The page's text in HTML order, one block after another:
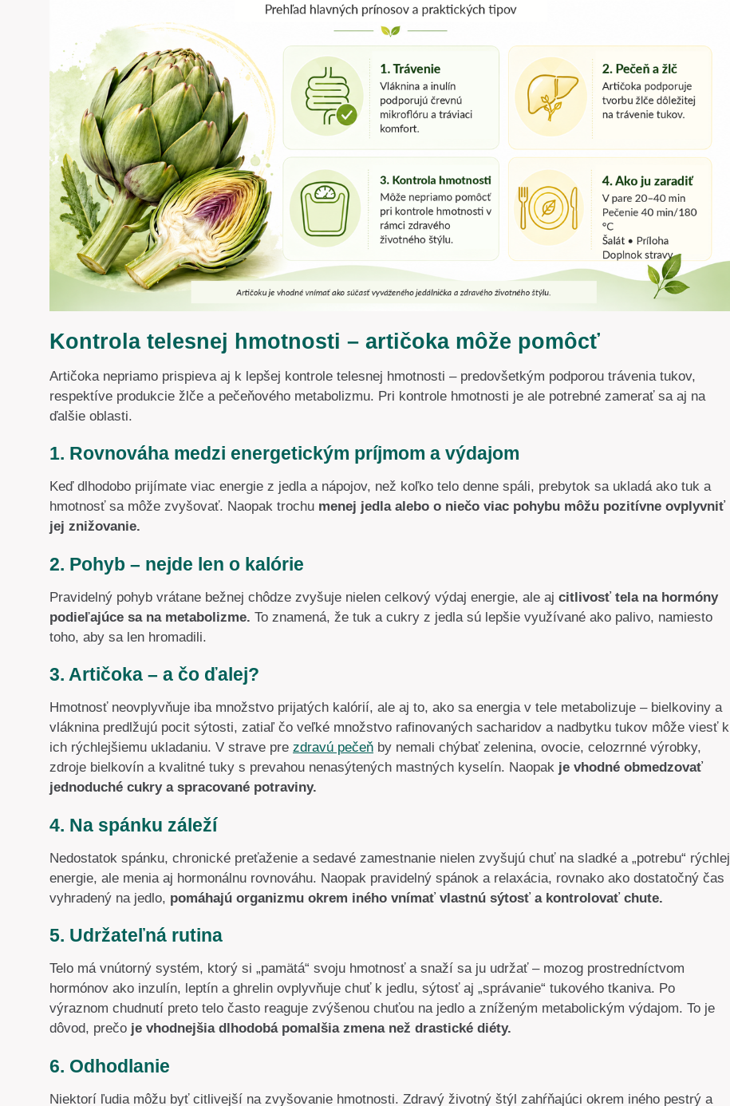
Kontrola telesnej hmotnosti – artičoka môže pomôcť
Artičoka nepriamo prispieva aj k lepšej kontrole telesnej hmotnosti – predovšetkým podporou trávenia tukov,
respektíve produkcie žlče a pečeňového metabolizmu. Pri kontrole hmotnosti je ale potrebné zamerať sa aj na
ďalšie oblasti.
1. Rovnováha medzi energetickým príjmom a výdajom
Keď dlhodobo prijímate viac energie z jedla a nápojov, než koľko telo denne spáli, prebytok sa ukladá ako tuk a
hmotnosť sa môže zvyšovať. Naopak trochu menej jedla alebo o niečo viac pohybu môžu pozitívne ovplyvniť
jej znižovanie.
2. Pohyb – nejde len o kalórie
Pravidelný pohyb vrátane bežnej chôdze zvyšuje nielen celkový výdaj energie, ale aj citlivosť tela na hormóny
podieľajúce sa na metabolizme. To znamená, že tuk a cukry z jedla sú lepšie využívané ako palivo, namiesto
toho, aby sa len hromadili.
3. Artičoka – a čo ďalej?
Hmotnosť neovplyvňuje iba množstvo prijatých kalórií, ale aj to, ako sa energia v tele metabolizuje – bielkoviny a
vláknina predlžujú pocit sýtosti, zatiaľ čo veľké množstvo rafinovaných sacharidov a nadbytku tukov môže viesť k
ich rýchlejšiemu ukladaniu. V strave pre zdravú pečeň by nemali chýbať zelenina, ovocie, celozrnné výrobky,
zdroje bielkovín a kvalitné tuky s prevahou nenasýtených mastných kyselín. Naopak je vhodné obmedzovať
jednoduché cukry a spracované potraviny.
4. Na spánku záleží
Nedostatok spánku, chronické preťaženie a sedavé zamestnanie nielen zvyšujú chuť na sladké a „potrebu“ rýchlej
energie, ale menia aj hormonálnu rovnováhu. Naopak pravidelný spánok a relaxácia, rovnako ako dostatočný čas
vyhradený na jedlo, pomáhajú organizmu okrem iného vnímať vlastnú sýtosť a kontrolovať chute.
5. Udržateľná rutina
Telo má vnútorný systém, ktorý si „pamätá“ svoju hmotnosť a snaží sa ju udržať – mozog prostredníctvom
hormónov ako inzulín, leptín a ghrelin ovplyvňuje chuť k jedlu, sýtosť aj „správanie“ tukového tkaniva. Po
výraznom chudnutí preto telo často reaguje zvýšenou chuťou na jedlo a zníženým metabolickým výdajom. To je
dôvod, prečo je vhodnejšia dlhodobá pomalšia zmena než drastické diéty.
6. Odhodlanie
Niektorí ľudia môžu byť citlivejší na zvyšovanie hmotnosti. Zdravý životný štýl zahŕňajúci okrem iného pestrý a